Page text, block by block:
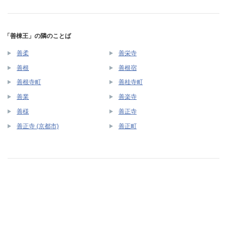
「善棟王」の隣のことば
善柔 善栄寺
善根 善根宿
善根寺町 善桂寺町
善業 善楽寺
善様 善正寺
善正寺 (京都市) 善正町